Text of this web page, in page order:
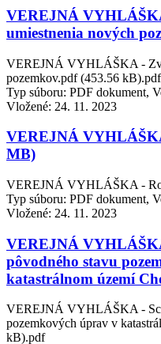
VEREJNÁ
umiestnenia nových
VEREJNÁ VYHLÁŠKA -
pozemkov.pdf (453.56 kB).pdf
Typ súboru: PDF dokument,
Vložené: 24. 11. 2023
VEREJNÁ
MB)
VEREJNÁ VYHLÁŠKA -
Typ súboru: PDF dokument,
Vložené: 24. 11. 2023
VEREJNÁ
pôvodného stavu
katastrálnom území
VEREJNÁ VYHLÁŠKA -
pozemkových úprav v
kB).pdf